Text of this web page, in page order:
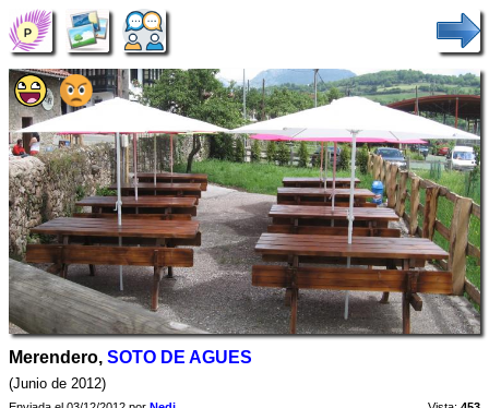
Merendero, SOTO DE AGUES
(Junio de 2012)